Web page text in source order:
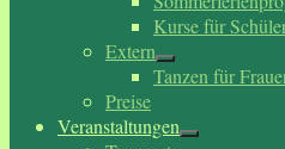
Kurse für
Extern
Tanzen für
Preise
Veranstaltungen